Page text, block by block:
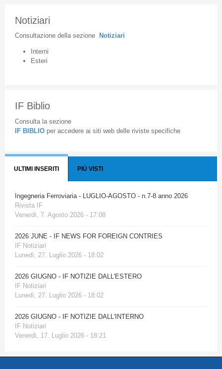
Notiziari
Consultazione della sezione Notiziari
Interni
Esteri
IF Biblio
Consulta la sezione
IF BIBLIO per accedere ai siti web delle riviste specifiche
ULTIMI INSERITI PIÙ VISTI
Ingegneria Ferroviaria - LUGLIO-AGOSTO - n.7-8 anno 2026
Rivista IF
Venerdì, 7. Agosto 2026 - 17:08
2026 JUNE - IF NEWS FOR FOREIGN CONTRIES
IF Notiziari
Lunedì, 27. Luglio 2026 - 18:02
2026 GIUGNO - IF NOTIZIE DALL'ESTERO
IF Notiziari
Lunedì, 27. Luglio 2026 - 18:02
2026 GIUGNO - IF NOTIZIE DALL'INTERNO
IF Notiziari
Venerdì, 17. Luglio 2026 - 18:21